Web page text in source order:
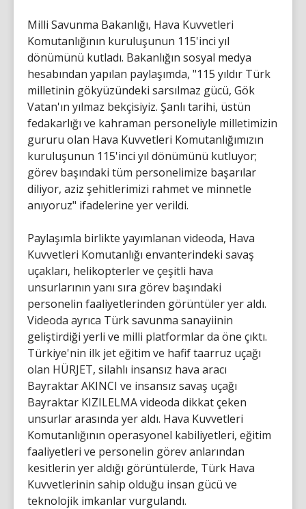
Milli Savunma Bakanlığı, Hava Kuvvetleri
Komutanlığının kuruluşunun 115'inci yıl
dönümünü kutladı. Bakanlığın sosyal medya
hesabından yapılan paylaşımda, "115 yıldır Türk
milletinin gökyüzündeki sarsılmaz gücü, Gök
Vatan'ın yılmaz bekçisiyiz. Şanlı tarihi, üstün
fedakarlığı ve kahraman personeliyle milletimizin
gururu olan Hava Kuvvetleri Komutanlığımızın
kuruluşunun 115'inci yıl dönümünü kutluyor;
görev başındaki tüm personelimize başarılar
diliyor, aziz şehitlerimizi rahmet ve minnetle
anıyoruz" ifadelerine yer verildi.
Paylaşımla birlikte yayımlanan videoda, Hava
Kuvvetleri Komutanlığı envanterindeki savaş
uçakları, helikopterler ve çeşitli hava
unsurlarının yanı sıra görev başındaki
personelin faaliyetlerinden görüntüler yer aldı.
Videoda ayrıca Türk savunma sanayiinin
geliştirdiği yerli ve milli platformlar da öne çıktı.
Türkiye'nin ilk jet eğitim ve hafif taarruz uçağı
olan HÜRJET, silahlı insansız hava aracı
Bayraktar AKINCI ve insansız savaş uçağı
Bayraktar KIZILELMA videoda dikkat çeken
unsurlar arasında yer aldı. Hava Kuvvetleri
Komutanlığının operasyonel kabiliyetleri, eğitim
faaliyetleri ve personelin görev anlarından
kesitlerin yer aldığı görüntülerde, Türk Hava
Kuvvetlerinin sahip olduğu insan gücü ve
teknolojik imkanlar vurgulandı.